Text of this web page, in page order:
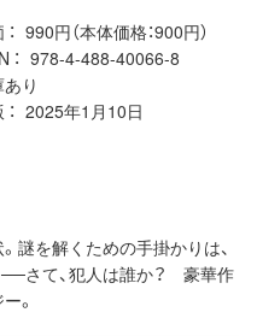
990円（本体価格：900円）
978-4-488-40066-8
り
2025年1月10日
謎を解くための手掛かりは、
さて、犯人は誰か？ 豪華作
。